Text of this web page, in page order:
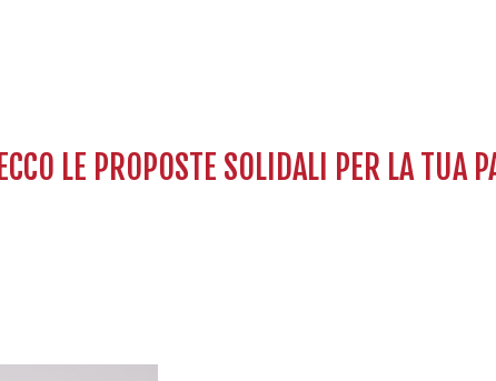
ECCO LE PROPOSTE SOLIDALI PER LA TUA